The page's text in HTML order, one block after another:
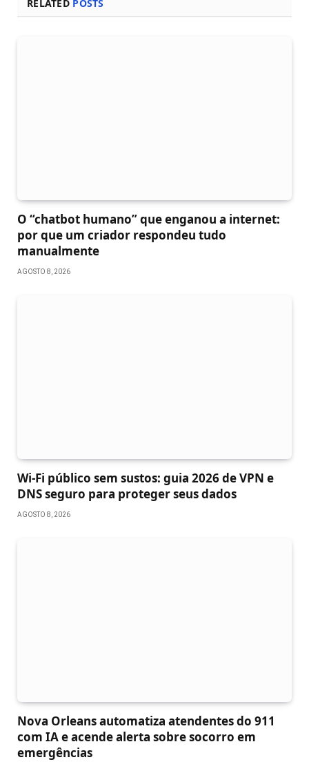
RELATED POSTS
O “chatbot humano” que enganou a internet:
por que um criador respondeu tudo
manualmente
AGOSTO 8, 2026
Wi‑Fi público sem sustos: guia 2026 de VPN e
DNS seguro para proteger seus dados
AGOSTO 8, 2026
Nova Orleans automatiza atendentes do 911
com IA e acende alerta sobre socorro em
emergências